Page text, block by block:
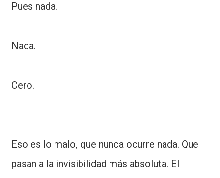
Pues nada.
Nada.
Cero.
Eso es lo malo, que nunca ocurre nada. Que
pasan a la invisibilidad más absoluta. El